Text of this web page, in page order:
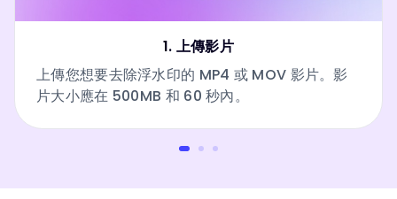
1. 上傳影片
上傳您想要去除浮水印的 MP4 或 MOV 影片。影
片大小應在 500MB 和 60 秒內。